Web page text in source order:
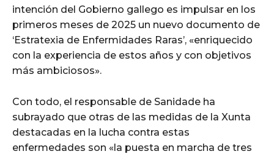
intención del Gobierno gallego es impulsar en los
primeros meses de 2025 un nuevo documento de
‘Estratexia de Enfermidades Raras’, «enriquecido
con la experiencia de estos años y con objetivos
más ambiciosos».
Con todo, el responsable de Sanidade ha
subrayado que otras de las medidas de la Xunta
destacadas en la lucha contra estas
enfermedades son «la puesta en marcha de tres